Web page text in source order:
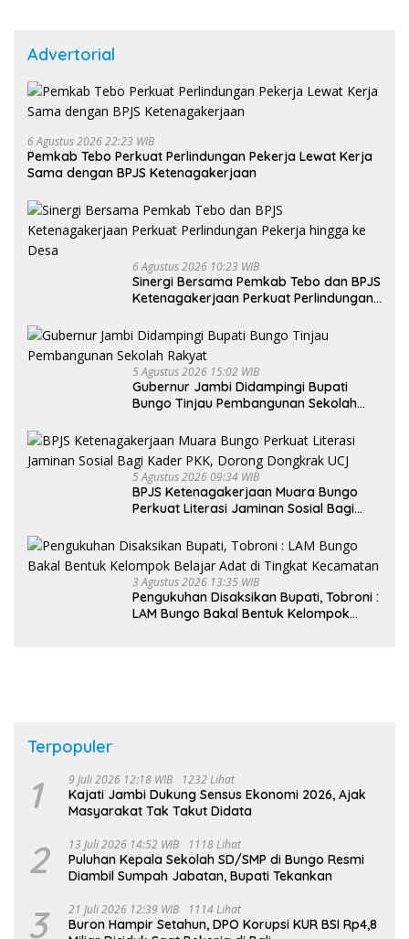
Advertorial
6 Agustus 2026 22:23 WIB
Pemkab Tebo Perkuat Perlindungan Pekerja Lewat Kerja
Sama dengan BPJS Ketenagakerjaan
6 Agustus 2026 10:23 WIB
Sinergi Bersama Pemkab Tebo dan BPJS
Ketenagakerjaan Perkuat Perlindungan
5 Agustus 2026 15:02 WIB
Gubernur Jambi Didampingi Bupati
Bungo Tinjau Pembangunan Sekolah
5 Agustus 2026 09:34 WIB
BPJS Ketenagakerjaan Muara Bungo
Perkuat Literasi Jaminan Sosial Bagi
3 Agustus 2026 13:35 WIB
Pengukuhan Disaksikan Bupati, Tobroni :
LAM Bungo Bakal Bentuk Kelompok
Terpopuler
1 9 Juli 2026 12:18 WIB 1232 Lihat
Kajati Jambi Dukung Sensus Ekonomi 2026, Ajak
Masyarakat Tak Takut Didata
2 13 Juli 2026 14:52 WIB 1118 Lihat
Puluhan Kepala Sekolah SD/SMP di Bungo Resmi
Diambil Sumpah Jabatan, Bupati Tekankan
3 21 Juli 2026 12:39 WIB 1114 Lihat
Buron Hampir Setahun, DPO Korupsi KUR BSI Rp4,8